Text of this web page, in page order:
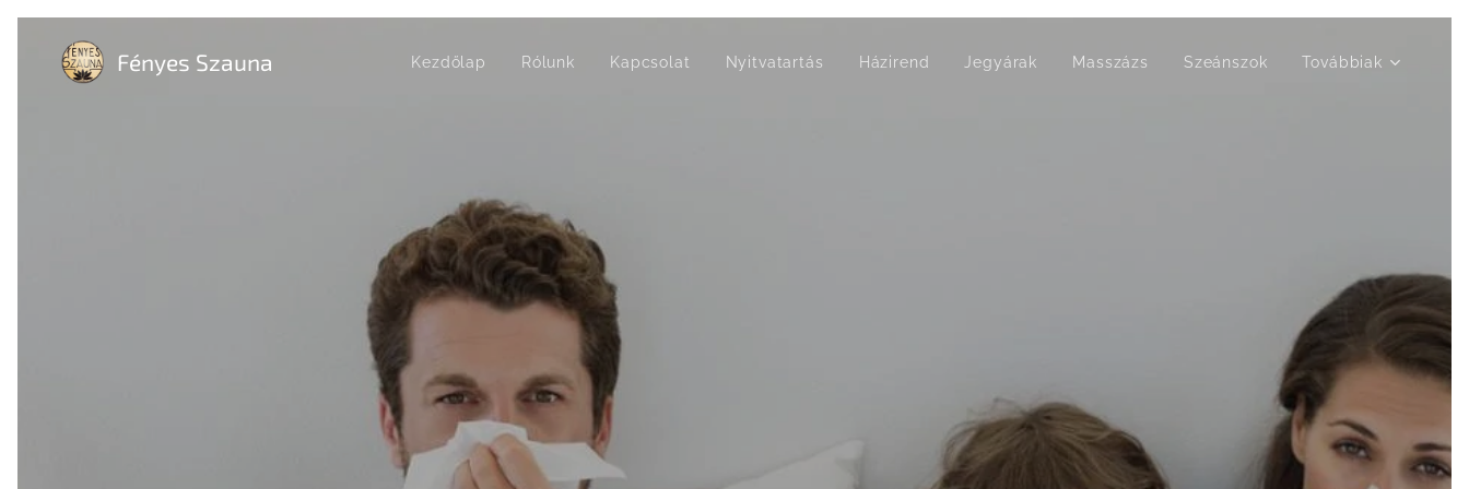
Fényes Szauna Kezdőlap Rólunk Kapcsolat Nyitvatartás Házirend Jegyárak Masszázs Szeánszok Továbbiak